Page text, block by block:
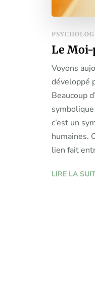
Le Moi-
Voyons
développé
Beaucoup
c’est un
humaines.
lien fait
LIRE LA